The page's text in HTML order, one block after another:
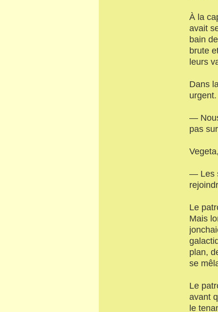
À la
avait
bain
brute
leurs
Dans
urgent.
—
pas
— Les
Le
Mais
plan,
se
Le
avant
le